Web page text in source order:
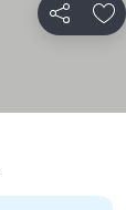
Zdieľať